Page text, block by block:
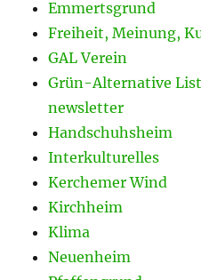
Emmertsgrund
Freiheit, Meinung,
GAL Verein
Grün-Alternative
newsletter
Handschuhsheim
Interkulturelles
Kerchemer Wind
Kirchheim
Klima
Neuenheim